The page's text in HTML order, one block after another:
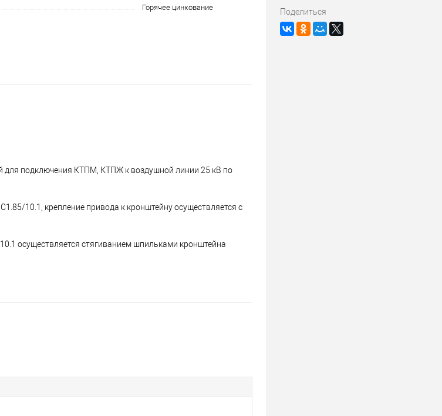
Горячее цинкование
для подключения КТПМ, КТПЖ к воздушной линии 25 кВ по
10.1, крепление привода к кронштейну осуществляется с
осуществляется стягиванием шпильками кронштейна
Поделиться